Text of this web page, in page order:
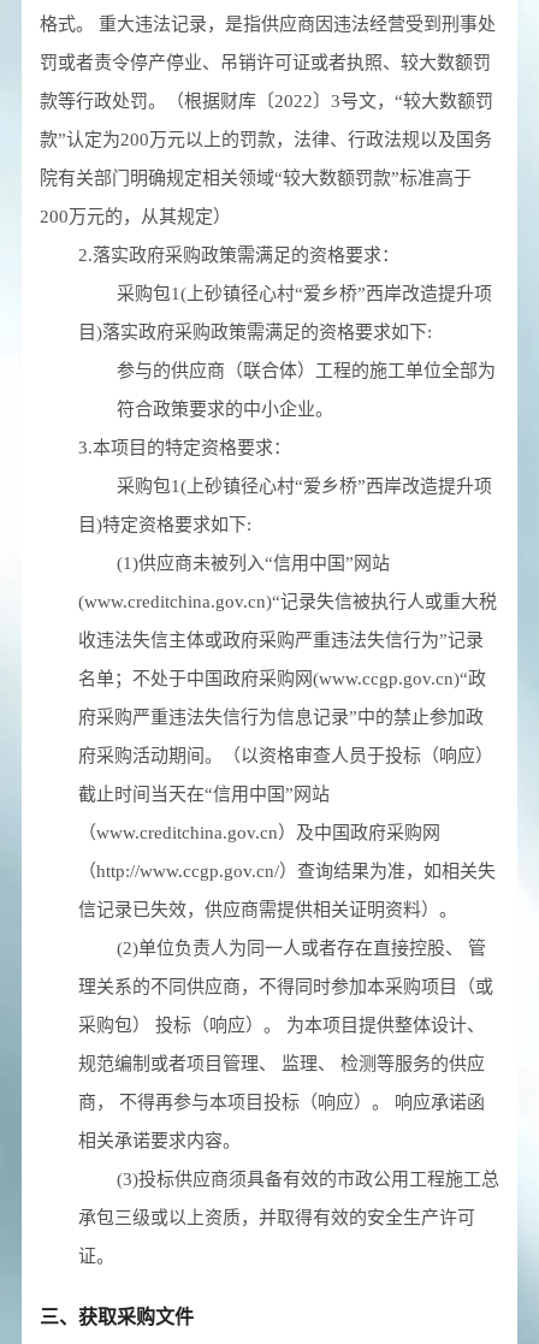
格式。 重大违法记录，是指供应商因违法经营受到刑事处
罚或者责令停产停业、吊销许可证或者执照、较大数额罚
款等行政处罚。（根据财库〔2022〕3号文，“较大数额罚
款”认定为200万元以上的罚款，法律、行政法规以及国务
院有关部门明确规定相关领域“较大数额罚款”标准高于
200万元的，从其规定）
2.落实政府采购政策需满足的资格要求：
采购包1(上砂镇径心村“爱乡桥”西岸改造提升项
目)落实政府采购政策需满足的资格要求如下:
参与的供应商（联合体）工程的施工单位全部为
符合政策要求的中小企业。
3.本项目的特定资格要求：
采购包1(上砂镇径心村“爱乡桥”西岸改造提升项
目)特定资格要求如下:
(1)供应商未被列入“信用中国”网站
(www.creditchina.gov.cn)“记录失信被执行人或重大税
收违法失信主体或政府采购严重违法失信行为”记录
名单；不处于中国政府采购网(www.ccgp.gov.cn)“政
府采购严重违法失信行为信息记录”中的禁止参加政
府采购活动期间。（以资格审查人员于投标（响应）
截止时间当天在“信用中国”网站
（www.creditchina.gov.cn）及中国政府采购网
（http://www.ccgp.gov.cn/）查询结果为准，如相关失
信记录已失效，供应商需提供相关证明资料）。
(2)单位负责人为同一人或者存在直接控股、 管
理关系的不同供应商，不得同时参加本采购项目（或
采购包） 投标（响应）。 为本项目提供整体设计、
规范编制或者项目管理、 监理、 检测等服务的供应
商， 不得再参与本项目投标（响应）。 响应承诺函
相关承诺要求内容。
(3)投标供应商须具备有效的市政公用工程施工总
承包三级或以上资质，并取得有效的安全生产许可
证。
三、获取采购文件